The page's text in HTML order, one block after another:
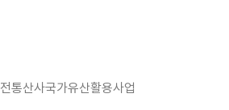
전통산사국가유산활용사업